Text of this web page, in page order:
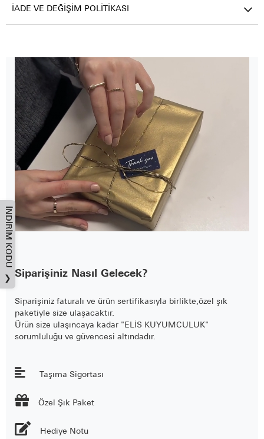
İADE VE DEĞIŞIM POLITIKASI
Siparişiniz Nasıl Gelecek?
Siparişiniz faturalı ve ürün sertifikasıyla birlikte,özel şık
paketiyle size ulaşacaktır.
Ürün size ulaşıncaya kadar "ELİS KUYUMCULUK"
sorumluluğu ve güvencesi altındadır.
Taşıma Sigortası
 Özel Şık Paket
Hediye Notu
İNDIRIM KODU
❯